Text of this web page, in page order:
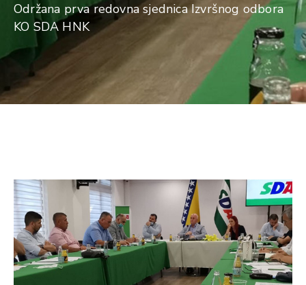
Održana prva redovna sjednica Izvršnog odbora
KO SDA HNK